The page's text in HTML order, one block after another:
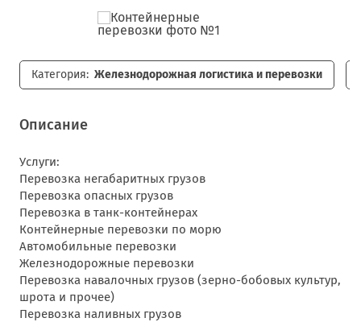
Категория: Железнодорожная логистика и перевозки
Описание
Услуги:
Перевозка негабаритных грузов
Перевозка опасных грузов
Перевозка в танк-контейнерах
Контейнерные перевозки по морю
Автомобильные перевозки
Железнодорожные перевозки
Перевозка навалочных грузов (зерно-бобовых культур,
шрота и прочее)
Перевозка наливных грузов